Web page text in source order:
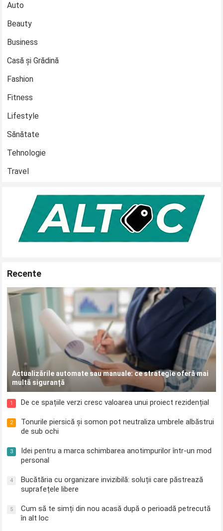
Auto
Beauty
Business
Casă și Grădină
Fashion
Fitness
Lifestyle
Sănătate
Tehnologie
Travel
Recente
Actualizările automate sau manuale: ce strategie oferă mai
multă siguranță
1 De ce spațiile verzi cresc valoarea unui proiect rezidențial
2
Tonurile piersică și somon pot neutraliza umbrele albăstrui
de sub ochi
3
Idei pentru a marca schimbarea anotimpurilor într-un mod
personal
4
Bucătăria cu organizare invizibilă: soluții care păstrează
suprafețele libere
5
Cum să te simți din nou acasă după o perioadă petrecută
în alt loc